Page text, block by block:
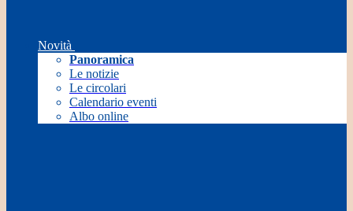
Novità
Panoramica
Le notizie
Le circolari
Calendario eventi
Albo online